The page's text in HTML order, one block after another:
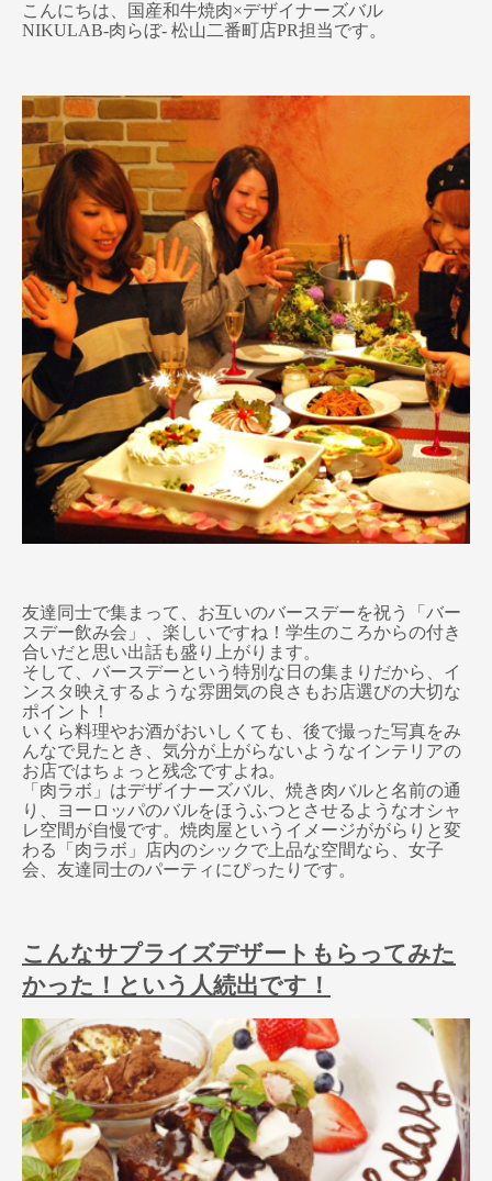
こんにちは、国産和牛焼肉×デザイナーズバル
NIKULAB-肉らぼ- 松山二番町店PR担当です。
友達同士で集まって、お互いのバースデーを祝う「バー
スデー飲み会」、楽しいですね！学生のころからの付き
合いだと思い出話も盛り上がります。
そして、バースデーという特別な日の集まりだから、イ
ンスタ映えするような雰囲気の良さもお店選びの大切な
ポイント！
いくら料理やお酒がおいしくても、後で撮った写真をみ
んなで見たとき、気分が上がらないようなインテリアの
お店ではちょっと残念ですよね。
「肉ラボ」はデザイナーズバル、焼き肉バルと名前の通
り、ヨーロッパのバルをほうふつとさせるようなオシャ
レ空間が自慢です。焼肉屋というイメージががらりと変
わる「肉ラボ」店内のシックで上品な空間なら、女子
会、友達同士のパーティにぴったりです。
こんなサプライズデザートもらってみた
かった！という人続出です！